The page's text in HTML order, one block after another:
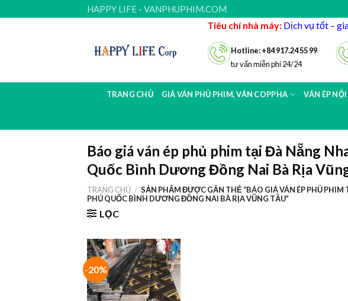
to
HAPPY LIFE - VANPHUPHIM.COM
Tiêu chí nhà máy: Dịch vụ tốt –
Hotline: +84 917.24 55 99
tư vấn miễn phí 24/24
TRANG CHỦ GIÁ VÁN PHỦ PHIM, VÁN COPPHA VÁN ÉP
Báo giá ván ép phủ phim tại Đà Nẵng
Quốc Bình Dương Đồng Nai Bà Rịa
TRANG CHỦ / SẢN PHẨM ĐƯỢC GẮN THẺ “BÁO GIÁ VÁN ÉP PHỦ
PHÚ QUỐC BÌNH DƯƠNG ĐỒNG NAI BÀ RỊA VŨNG TẦU”
LỌC
-20%